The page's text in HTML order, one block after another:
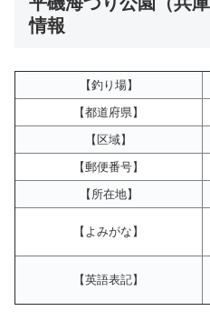
情報
【釣り場】
【都道府県】
【区域】
【郵便番号】
【所在地】
【よみがな】
【英語表記】